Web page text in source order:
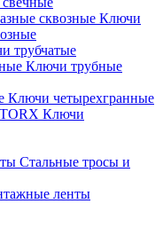
Ключи
трубчатые
Ключи трубные
Ключи четырехгранные
Ключи
Стальные тросы и
ленты